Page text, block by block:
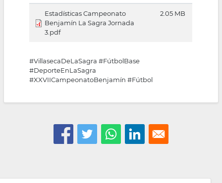
Estadísticas Campeonato
Benjamín La Sagra Jornada
3.pdf
2.05 MB
#VillasecaDeLaSagra #FútbolBase
#DeporteEnLaSagra
#XXVIICampeonatoBenjamín #Fútbol